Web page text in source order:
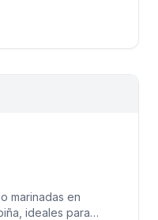
marinadas en
ideales para